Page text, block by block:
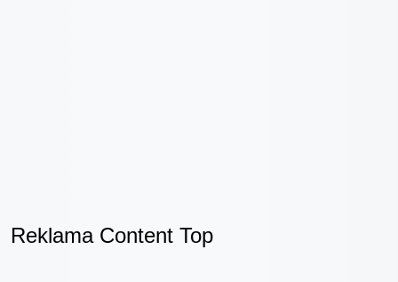
Reklama Content Top